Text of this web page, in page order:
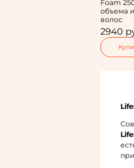
Foam
объема
волос
2940